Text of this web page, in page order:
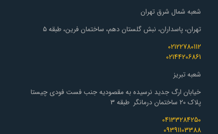
شعبه شمال شرق تهران
تهران، پاسداران، نبش گلستان دهم، ساختمان فرین، طبقه ۵
02122780112
02144206861
شعبه تبریز
خیابان ارگ جدید نرسیده به مقصودیه جنب فست فودی چیستا
پلاک 20 ساختمان درمانگر طبقه 3
04133284250
09391103388